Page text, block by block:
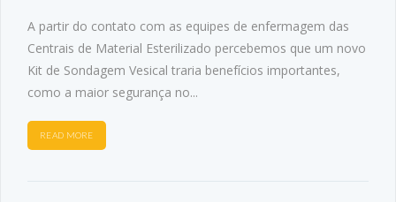
A partir do contato com as equipes de enfermagem das
Centrais de Material Esterilizado percebemos que um novo
Kit de Sondagem Vesical traria benefícios importantes,
como a maior segurança no...
READ MORE